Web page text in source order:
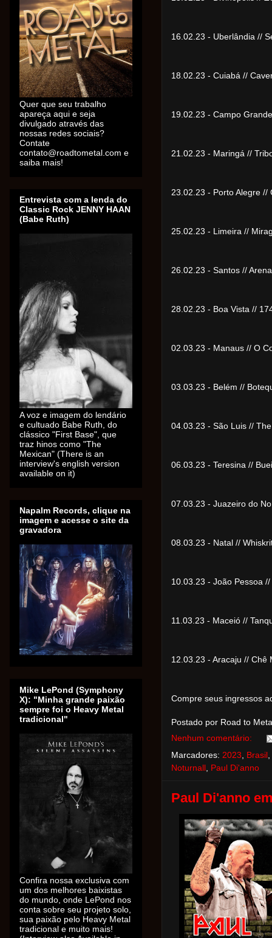
16.02.23 - Uberlândia //
18.02.23 - Cuiabá //
19.02.23 - Campo
21.02.23 - Maringá //
23.02.23 - Porto Alegre //
25.02.23 - Limeira //
26.02.23 - Santos //
28.02.23 - Boa Vista //
02.03.23 - Manaus // O
03.03.23 - Belém //
04.03.23 - São Luis //
06.03.23 - Teresina //
07.03.23 - Juazeiro do
08.03.23 - Natal //
10.03.23 - João Pessoa
11.03.23 - Maceió //
12.03.23 - Aracaju // Chê
Compre seus ingressos
Postado por Road to
Nenhum comentário:
Marcadores: 2023 Brasil
Noturnall Paul Di'anno
Paul Di'anno
Quer que seu trabalho
apareça aqui e seja
divulgado através das
nossas redes sociais?
Contate
contato@roadtometal.com e
saiba mais!
Entrevista com a lenda do
Classic Rock JENNY HAAN
(Babe Ruth)
A voz e imagem do lendário
e cultuado Babe Ruth, do
clássico "First Base", que
traz hinos como "The
Mexican" (There is an
interview's english version
available on it)
Napalm Records, clique na
imagem e acesse o site da
gravadora
Mike LePond (Symphony
X): "Minha grande paixão
sempre foi o Heavy Metal
tradicional"
Confira nossa exclusiva com
um dos melhores baixistas
do mundo, onde LePond nos
conta sobre seu projeto solo,
sua paixão pelo Heavy Metal
tradicional e muito mais!